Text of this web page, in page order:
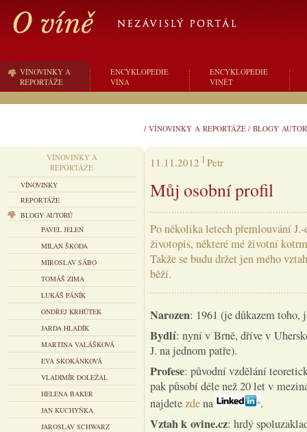
VÍNOVINKY A
REPORTÁŽE
ENCYKLOPEDIE
VÍNA
ENCYKLOPEDIE
VINĚT
/ VÍNOVINKY A REPORTÁŽE / BLOGY
VÍNOVINKY A
REPORTÁŽE
VÍNOVINKY
REPORTÁŽE
BLOGY AUTORŮ
PAVEL JELEN
MILAN ŠKODA
MIROSLAV SÁBO
TOMÁŠ ZIMA
LUKÁŠ PÁNÍK
ONDŘEJ KRHŮTEK
JARDA HLADÍK
MARTINA VALÁŠKOVÁ
EVA SKOKÁNKOVÁ
VLADIMÍR DOLEŽAL
HELENA BAKER
JAN KUCHYŇKA
JAROSLAV SCHWARZ
11.11.2012 Petr
Můj osobní profil
Po několika letech přemlouvání
životopis, některé mé životní
Takže se budu držet jen mého
běží.
Narozen: 1961 (je důkazem toho,
Bydlí: nyní v Brně, dříve v
J. na jednom patře).
Profese: původní vzdělání
pak působí déle než 20 let v
najdetezdena .
Vztah k ovine.cz: hrdý